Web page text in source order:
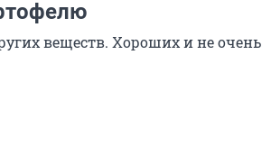
веществ. Хороших и не очень